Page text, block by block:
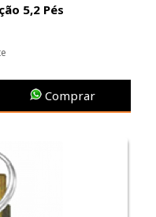
5,2 Pés
Comprar